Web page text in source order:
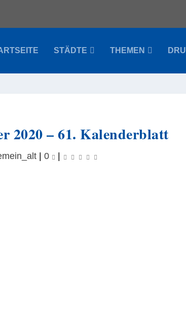
STÄDTE THEMEN
2020 – 61. Kalenderblatt
| 0